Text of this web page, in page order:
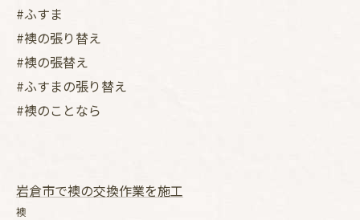
#ふすま
#襖の張り替え
#襖の張替え
#ふすまの張り替え
#襖のことなら
岩倉市で襖の交換作業を施工
襖